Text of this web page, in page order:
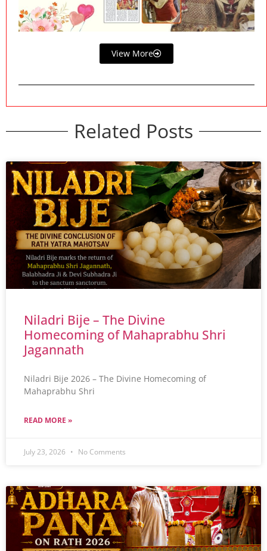
View More
Related Posts
Niladri Bije – The Divine
Homecoming of Mahaprabhu Shri
Jagannath
Niladri Bije 2026 – The Divine Homecoming of
Mahaprabhu Shri
READ MORE »
July 23, 2026 No Comments